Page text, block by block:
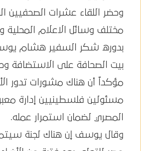
وحضر اللقاء عشرات الصحفيين
مختلف وسائل الاعلام المحلية
بدوره شكر السفير هشام
بيت الصحافة على الاستضافة
مؤكداً أن هناك مشورات تدور
مسئولين فلسطينيين إدارة
المصري لضمان استمرار عمله.
وقال يوسف إن هناك لجنة